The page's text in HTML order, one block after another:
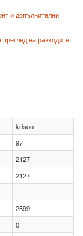
и допълнителни
на разходите
krisoo
97
2127
2127
2599
0